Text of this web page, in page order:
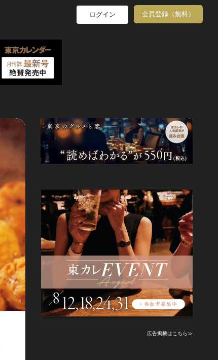
ログイン 会員登録（無料）
広告掲載はこちら≫